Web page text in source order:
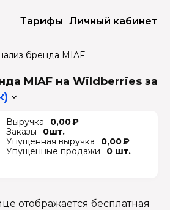
Тарифы Личный кабинет
бренда MIAF
MIAF на Wildberries за
Выручка
0,00 ₽
Заказы
0шт.
Упущенная выручка
0,00 ₽
Упущенные продажи
0 шт.
отображается бесплатная